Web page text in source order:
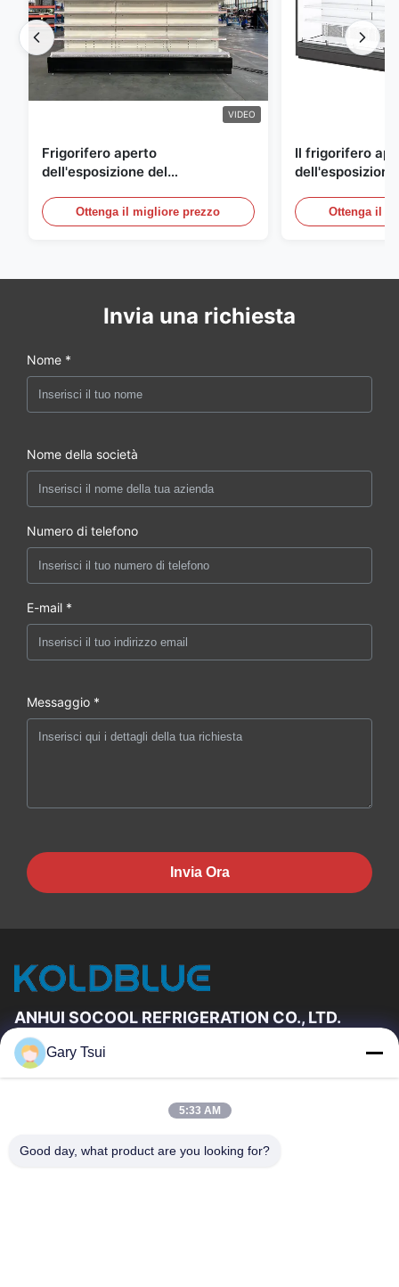
VIDEO
Frigorifero aperto
dell'esposizione del
bevande con illuminazione del
LED
Ottenga il migliore prezzo
Il frigorifero
refrigerato i
esposizione
Ottenga il
Invia una richiesta
Nome *
Nome della società
Numero di telefono
E-mail *
Messaggio *
Invia Ora
ANHUI SOCOOL REFRIGERATION CO., LTD.
Link Veloci
Circa Noi
Giro Della Fabbrica
Controllo Di Qualità
Gary Tsui
5:33 AM
Good day, what product are you looking for?